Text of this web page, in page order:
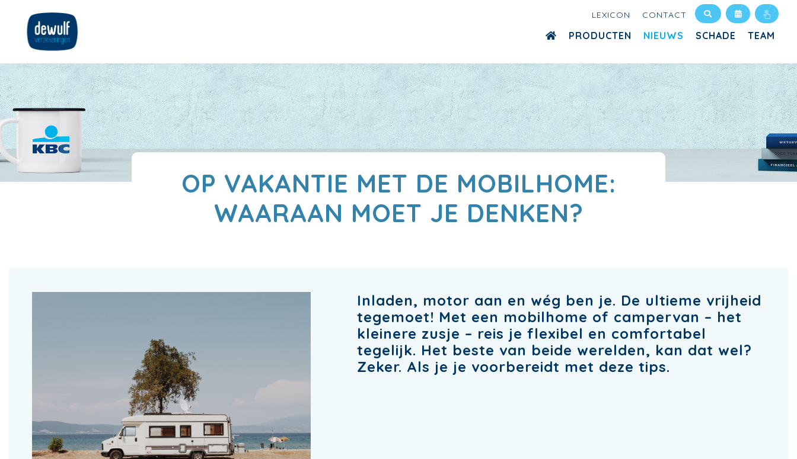
LEXICON CONTACT
PRODUCTEN NIEUWS SCHADE TEAM
OP VAKANTIE MET DE MOBILHOME:
WAARAAN MOET JE DENKEN?
Inladen, motor aan en wég ben je. De ultieme vrijheid
tegemoet! Met een mobilhome of campervan – het
kleinere zusje – reis je flexibel en comfortabel
tegelijk. Het beste van beide werelden, kan dat wel?
Zeker. Als je je voorbereidt met deze tips.